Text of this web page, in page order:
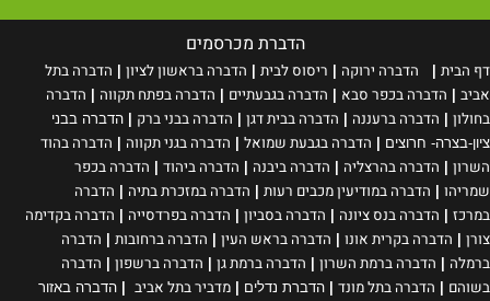
הדברת מכרסמים
דף הבית | הדברה ירוקה | ריסוס לבית | הדברה בראשון לציון | הדברה בתל
אביב | הדברה בכפר סבא | הדברה בגבעתיים | הדברה בפתח תקווה | הדברה
בחולון | הדברה ברעננה | הדברה בבית דגן | הדברה בבני ברק | הדברה בבני
ציון-בצרה- חרוצים | הדברה בגבעת שמואל | הדברה בגני תקווה | הדברה בהוד
השרון | הדברה בהרצליה | הדברה ביבנה | הדברה ביהוד | הדברה בכפר
שמריהו | הדברה במודיעין מכבים רעות | הדברה במזכרת בתיה | הדברה
במרכז | הדברה בנס ציונה | הדברה בסביון | הדברה בפרדסייה | הדברה בקדימה
צורן | הדברה בקרית אונו | הדברה בראש העין | הדברה ברחובות | הדברה
ברמלה | הדברה ברמת השרון | הדברה ברמת גן | הדברה ברשפון | הדברה
בשוהם | הדברה בתל מונד | הדברת נדלים | מדביר בתל אביב | הדברה באזור